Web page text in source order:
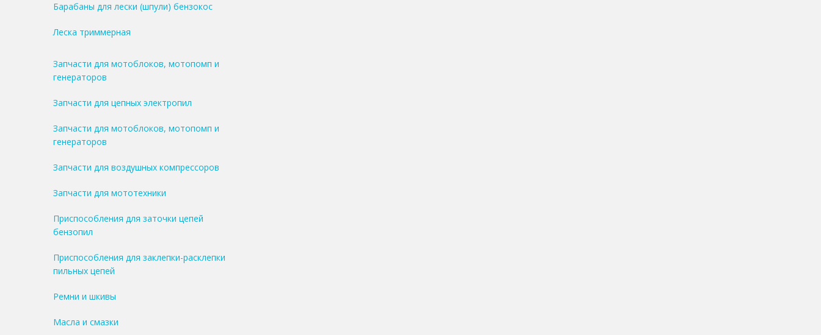
Барабаны для лески (шпули) бензокос
Леска триммерная
Запчасти для мотоблоков, мотопомп и
генераторов
Запчасти для цепных электропил
Запчасти для мотоблоков, мотопомп и
генераторов
Запчасти для воздушных компрессоров
Запчасти для мототехники
Приспособления для заточки цепей
бензопил
Приспособления для заклепки-расклепки
пильных цепей
Ремни и шкивы
Масла и смазки